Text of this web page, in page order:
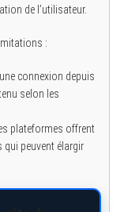
de l’utilisateur.
:
connexion depuis
selon les
plateformes offrent
peuvent élargir